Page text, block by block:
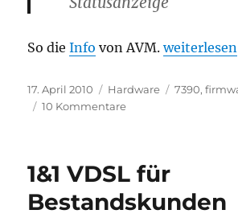
So dieInfo von AVM.„Erste
weiterlesen
Veröffentlicht
am
17. April 2010 Kategorien
Hardware 7390,
10 Kommentarezu
Fon
7390
1&1 VDSL für
Bestandskunden